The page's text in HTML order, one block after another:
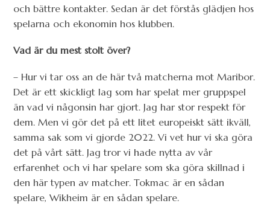
och bättre kontakter. Sedan är det förstås glädjen hos
spelarna och ekonomin hos klubben.
Vad är du mest stolt över?
– Hur vi tar oss an de här två matcherna mot Maribor.
Det är ett skickligt lag som har spelat mer gruppspel
än vad vi någonsin har gjort. Jag har stor respekt för
dem. Men vi gör det på ett litet europeiskt sätt ikväll,
samma sak som vi gjorde 2022. Vi vet hur vi ska göra
det på vårt sätt. Jag tror vi hade nytta av vår
erfarenhet och vi har spelare som ska göra skillnad i
den här typen av matcher. Tokmac är en sådan
spelare, Wikheim är en sådan spelare.